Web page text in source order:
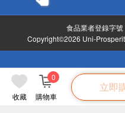
收藏 購物車
0
立即
食品業者登錄字
Copyright©2026 Uni-